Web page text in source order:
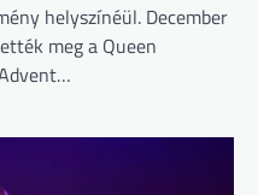
helyszínéül. December
meg a Queen